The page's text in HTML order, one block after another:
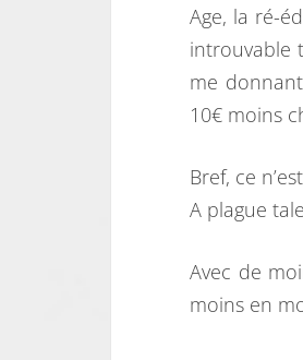
Age, la ré-
introuvable
me
10€ moins
Bref, ce
A plague
Avec de
moins en